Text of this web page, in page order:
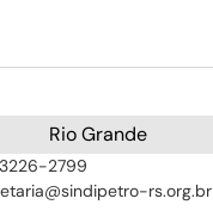
Rio Grande
2799
rs.org.br